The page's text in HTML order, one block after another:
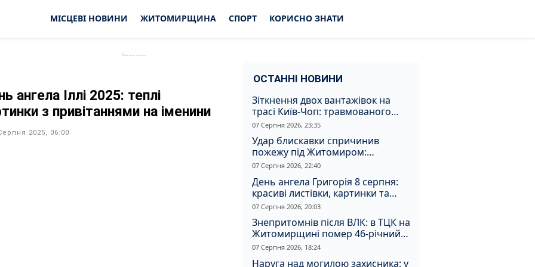
МІСЦЕВІ НОВИНИ ЖИТОМИРЩИНА СПОРТ КОРИСНО ЗНАТИ
ангела Іллі 2025: теплі
з привітаннями на іменини
2025, 06:00
ОСТАННІ НОВИНИ
Зіткнення двох вантажівок на
трасі Київ-Чоп: травмованого
водія забрали до лікарні
07 Серпня 2026, 23:35
Удар блискавки спричинив
пожежу під Житомиром:
рятувальники витягли з вогню
07 Серпня 2026, 22:40
День ангела Григорія 8 серпня:
красиві листівки, картинки та
душевні привітання
07 Серпня 2026, 20:03
Знепритомнів після ВЛК: в ТЦК на
Житомирщині помер 46-річний
чоловік
07 Серпня 2026, 18:24
Наруга над могилою захисника: у